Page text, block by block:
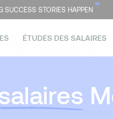
SUCCESS STORIES HAPPEN ”
ÉTUDES DES SALAIRES